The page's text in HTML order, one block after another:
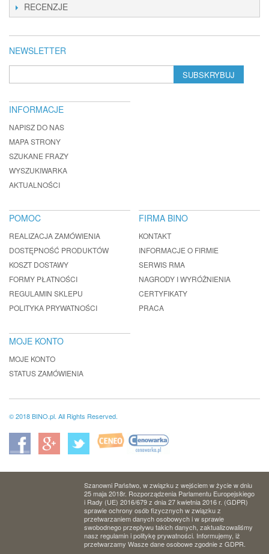
RECENZJE
NEWSLETTER
SUBSKRYBUJ
INFORMACJE
NAPISZ DO NAS
MAPA STRONY
SZUKANE FRAZY
WYSZUKIWARKA
AKTUALNOŚCI
POMOC
REALIZACJA ZAMÓWIENIA
DOSTĘPNOŚĆ PRODUKTÓW
KOSZT DOSTAWY
FORMY PŁATNOŚCI
REGULAMIN SKLEPU
POLITYKA PRYWATNOŚCI
FIRMA BINO
KONTAKT
INFORMACJE O FIRMIE
SERWIS RMA
NAGRODY I WYRÓŻNIENIA
CERTYFIKATY
PRACA
MOJE KONTO
MOJE KONTO
STATUS ZAMÓWIENIA
© 2018 BINO.pl. All Rights Reserved.
Szanowni Państwo, w związku z wejściem w życie w dniu
25 maja 2018r. Rozporządzenia Parlamentu Europejskiego
i Rady (UE) 2016/679 z dnia 27 kwietnia 2016 r. (GDPR)
sprawie ochrony osób fizycznych w związku z
przetwarzaniem danych osobowych i w sprawie
swobodnego przepływu takich danych, zaktualizowaliśmy
nasz regulamin i politykę prywatności. Informujemy, iż
przetwarzamy Wasze dane osobowe zgodnie z GDPR.